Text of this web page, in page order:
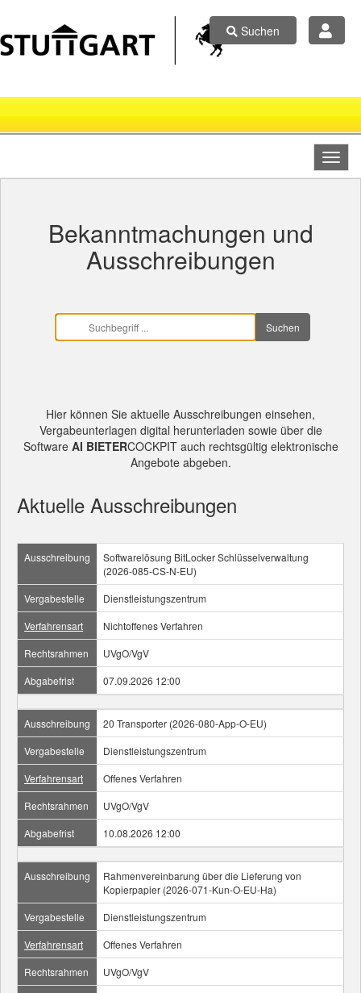
Suchen
Bekanntmachungen und
Ausschreibungen
Hier können Sie aktuelle Ausschreibungen einsehen,
Vergabeunterlagen digital herunterladen sowie über die
Software AI BIETERCOCKPIT auch rechtsgültig elektronische
Angebote abgeben.
Aktuelle Ausschreibungen
Ausschreibung
Softwarelösung BitLocker Schlüsselverwaltung
(2026-085-CS-N-EU)
Vergabestelle
Dienstleistungszentrum
Verfahrensart
Nichtoffenes Verfahren
Rechtsrahmen
UVgO/VgV
Abgabefrist
07.09.2026 12:00
Ausschreibung
20 Transporter (2026-080-App-O-EU)
Vergabestelle
Dienstleistungszentrum
Verfahrensart
Offenes Verfahren
Rechtsrahmen
UVgO/VgV
Abgabefrist
10.08.2026 12:00
Ausschreibung
Rahmenvereinbarung über die Lieferung von
Kopierpapier (2026-071-Kun-O-EU-Ha)
Vergabestelle
Dienstleistungszentrum
Verfahrensart
Offenes Verfahren
Rechtsrahmen
UVgO/VgV